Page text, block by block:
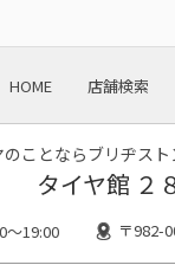
HOME 店舗検索
のことならブリヂス
タイヤ館 ２
～19:00 〒982-